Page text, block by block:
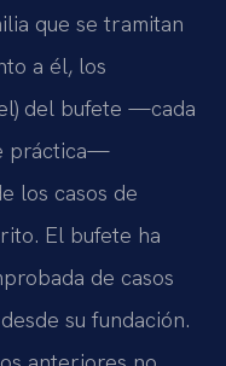
que se tramitan
a él, los
del bufete —cada
práctica—
los casos de
El bufete ha
de casos
su fundación.